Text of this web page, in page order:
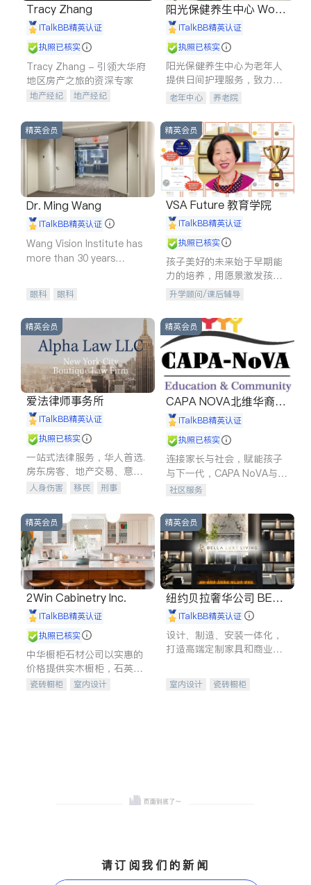
Tracy Zhang
iTalkBB精英认证
执照已核实
Tracy Zhang - 引领大华府
地区房产之旅的资深专家
地产经纪
地产经纪
商铺租售
开发商建商
阳光保健养生中心 World
shine
iTalkBB精英认证
执照已核实
阳光保健养生中心为老年人
提供日间护理服务，致力于
通过持续的护理创新来有效
老年中心 养老院
精英会员
Dr. Ming Wang
iTalkBB精英认证
Wang Vision Institute has
more than 30 years
眼科 眼科
精英会员
VSA Future 教育学院
iTalkBB精英认证
执照已核实
孩子美好的未来始于早期能
力的培养，用愿景激发孩子
的学习潜力和动力。理念：
拥有成长型心态是成功的基
石。
升学顾问/课后辅导
精英会员
爱法律师事务所
iTalkBB精英认证
执照已核实
一站式法律服务，华人首选.
房东房客、地产交易、意外
伤害、车祸重伤、商业诉
建筑合同、刑事案件全包办
人身伤害 移民
刑事
信托/遗嘱
商业
商标注册
索赔
律师-其它 保释
精英会员
CAPA NOVA北维华裔家
长会iTalkBB精英认证
执照已核实
连接家长与社会，赋能孩子
与下一代，CAPA NoVA与您
携手建设包容、公平、充满
社区服务
精英会员
2Win Cabinetry Inc.
iTalkBB精英认证
执照已核实
中华橱柜石材公司以实惠的
价格提供实木橱柜，石英石
台面，多种优质不锈钢水
瓷砖橱柜
室内设计
精英会员
纽约贝拉奢华公司 BELL
A LUXE
iTalkBB精英认证
设计、制造、安装一体化，
打造高端定制家具和商业空
室内设计
瓷砖橱柜
请订阅我们的新闻